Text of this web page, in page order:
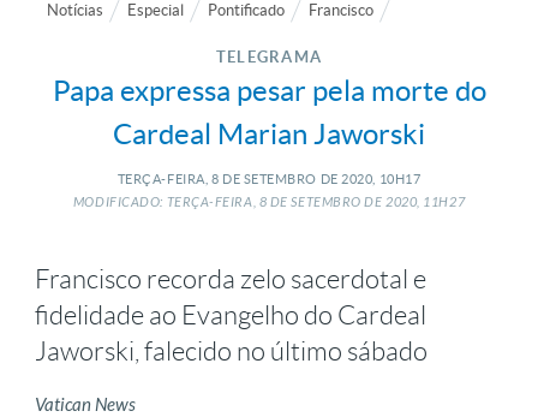
Notícias Especial Pontificado Francisco
TELEGRAMA
Papa expressa pesar pela morte do
Cardeal Marian Jaworski
TERÇA-FEIRA, 8 DE SETEMBRO DE 2020, 10H17
MODIFICADO: TERÇA-FEIRA, 8 DESETEMBRO DE2020, 11H27
Francisco recorda zelo sacerdotal e
fidelidade ao Evangelho do Cardeal
Jaworski, falecido no último sábado
Vatican News